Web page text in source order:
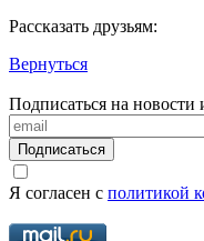
Рассказать друзьям:
Вернуться
Подписаться на новости
Подписаться
Я согласен с политикой